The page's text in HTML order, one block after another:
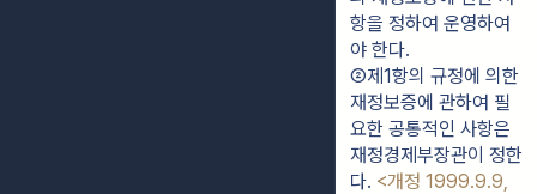
항을 정하여 운영하여
야 한다.
②제1항의 규정에 의한
재정보증에 관하여 필
요한 공통적인 사항은
재정경제부장관이 정한
다. <개정 1999.9.9,